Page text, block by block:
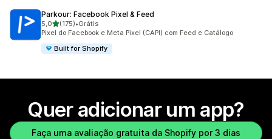
Parkour: Facebook Pixel & Feed
5,0de 5 estrelas
(175)
175 avaliações ao todo
•Grátis
Pixel do Facebook e Meta Pixel (CAPI) com Feed e Catálogo
Built for Shopify
Quer adicionar um app?
Faça uma avaliação gratuita da Shopify por 3 dias